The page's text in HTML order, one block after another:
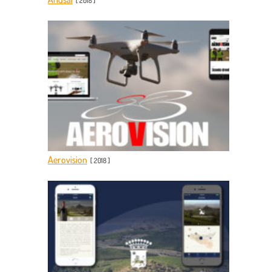
Aerovision [2018]